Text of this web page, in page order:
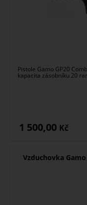
Pistole Gamo GP20
kapacita zásobníku 20
1 500,00 Kč
Vzduchovka